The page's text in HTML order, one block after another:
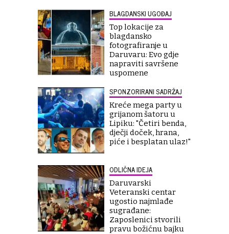
BLAGDANSKI UGOĐAJ
Top lokacije za
blagdansko
fotografiranje u
Daruvaru: Evo gdje
napraviti savršene
uspomene
SPONZORIRANI SADRŽAJ
Kreće mega party u
grijanom šatoru u
Lipiku: "Četiri benda,
dječji doček, hrana,
piće i besplatan ulaz!"
ODLIČNA IDEJA
Daruvarski
Veteranski centar
ugostio najmlađe
sugrađane:
Zaposlenici stvorili
pravu božićnu bajku